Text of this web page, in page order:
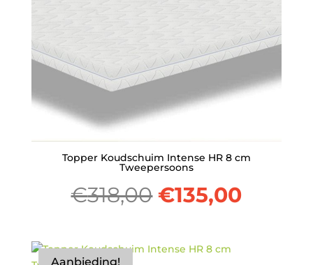
Topper Koudschuim Intense HR 8 cm
Tweepersoons
€318,00 €135,00
Aanbieding!